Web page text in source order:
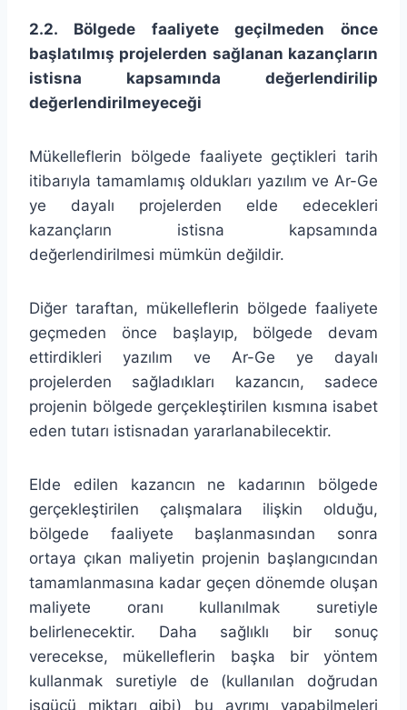
2.2. Bölgede faaliyete geçilmeden önce
başlatılmış projelerden sağlanan kazançların
istisna kapsamında değerlendirilip
değerlendirilmeyeceği
Mükelleflerin bölgede faaliyete geçtikleri tarih
itibarıyla tamamlamış oldukları yazılım ve Ar-Ge
ye dayalı projelerden elde edecekleri
kazançların istisna kapsamında
değerlendirilmesi mümkün değildir.
Diğer taraftan, mükelleflerin bölgede faaliyete
geçmeden önce başlayıp, bölgede devam
ettirdikleri yazılım ve Ar-Ge ye dayalı
projelerden sağladıkları kazancın, sadece
projenin bölgede gerçekleştirilen kısmına isabet
eden tutarı istisnadan yararlanabilecektir.
Elde edilen kazancın ne kadarının bölgede
gerçekleştirilen çalışmalara ilişkin olduğu,
bölgede faaliyete başlanmasından sonra
ortaya çıkan maliyetin projenin başlangıcından
tamamlanmasına kadar geçen dönemde oluşan
maliyete oranı kullanılmak suretiyle
belirlenecektir. Daha sağlıklı bir sonuç
verecekse, mükelleflerin başka bir yöntem
kullanmak suretiyle de (kullanılan doğrudan
işgücü miktarı gibi) bu ayrımı yapabilmeleri